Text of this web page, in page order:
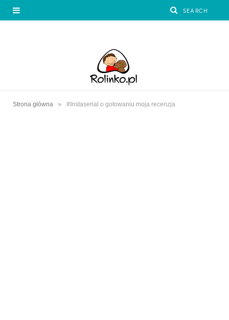
Strona główna » #Instaserial o gotowaniu moja recenzja